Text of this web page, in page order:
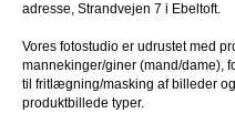
adresse, Strandvejen 7 i Ebeltoft.
Vores fotostudio er udrustet med
mannekinger/giner (mand/dame),
til fritlægning/masking af billeder
produktbillede typer.